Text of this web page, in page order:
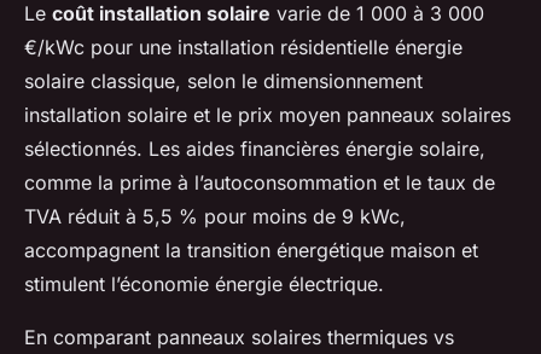
Le coût installation solaire varie de 1 000 à 3 000
€/kWc pour une installation résidentielle énergie
solaire classique, selon le dimensionnement
installation solaire et le prix moyen panneaux solaires
sélectionnés. Les aides financières énergie solaire,
comme la prime à l’autoconsommation et le taux de
TVA réduit à 5,5 % pour moins de 9 kWc,
accompagnent la transition énergétique maison et
stimulent l’économie énergie électrique.
En comparant panneaux solaires thermiques vs